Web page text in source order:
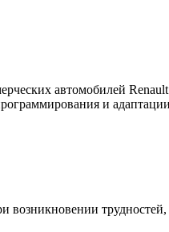
автомобилей
и
возникновении